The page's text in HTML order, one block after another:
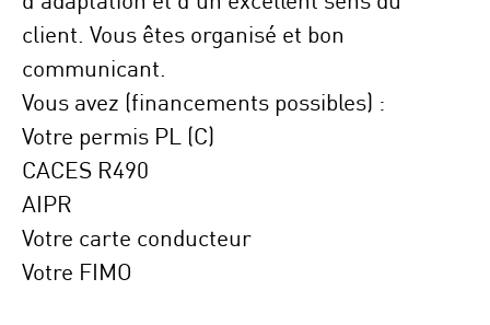
client . Vous êtes organisé et bon
communicant
Vous avez (financements possibles) :
Votre permis PL (C)
CACES R490
AIPR
Votre carte conducteur
Votre FIMO